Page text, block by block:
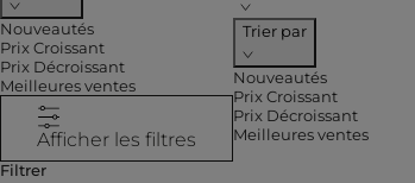
Nouveautés
Prix Croissant
Prix Décroissant
Meilleures ventes
Afficher les filtres
Trier par
Nouveautés
Prix Croissant
Prix Décroissant
Meilleures ventes
Filtrer